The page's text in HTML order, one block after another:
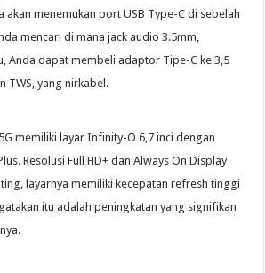
akan menemukan port USB Type-C di sebelah
mencari di mana jack audio 3.5mm,
Anda dapat membeli adaptor Tipe-C ke 3,5
TWS, yang nirkabel.
memiliki layar Infinity-O 6,7 inci dengan
Resolusi Full HD+ dan Always On Display
layarnya memiliki kecepatan refresh tinggi
itu adalah peningkatan yang signifikan